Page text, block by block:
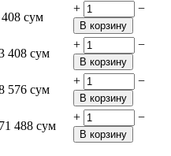
сум
+ −
В корзину
408 сум
+ −
В корзину
576 сум
+ −
В корзину
488 сум
+ −
В корзину